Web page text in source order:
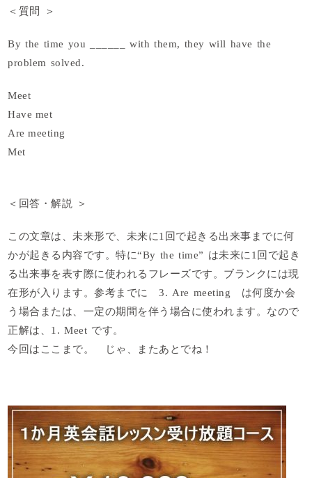
＜ 質問 ＞
By the time you ______ with them, they will have the
problem solved.
Meet
Have met
Are meeting
Met
＜回答・解説 ＞
この文章は、未来形で、未来に1回で起きる出来事までに何
かが起きる内容です。特に“By the time” は未来に1回で起き
る出来事を表す際に使われるフレーズです。ブランクには現
在形が入ります。参考までに 3. Are meeting は何度か会
う場合または、一定の期間を伴う場合に使われます。 なので
正解は、1 . Meet です。
今回はここまで。 じゃ、またあとでね！